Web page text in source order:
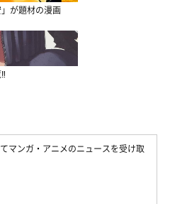
が題材の漫画
マンガ・アニメのニュースを受け取